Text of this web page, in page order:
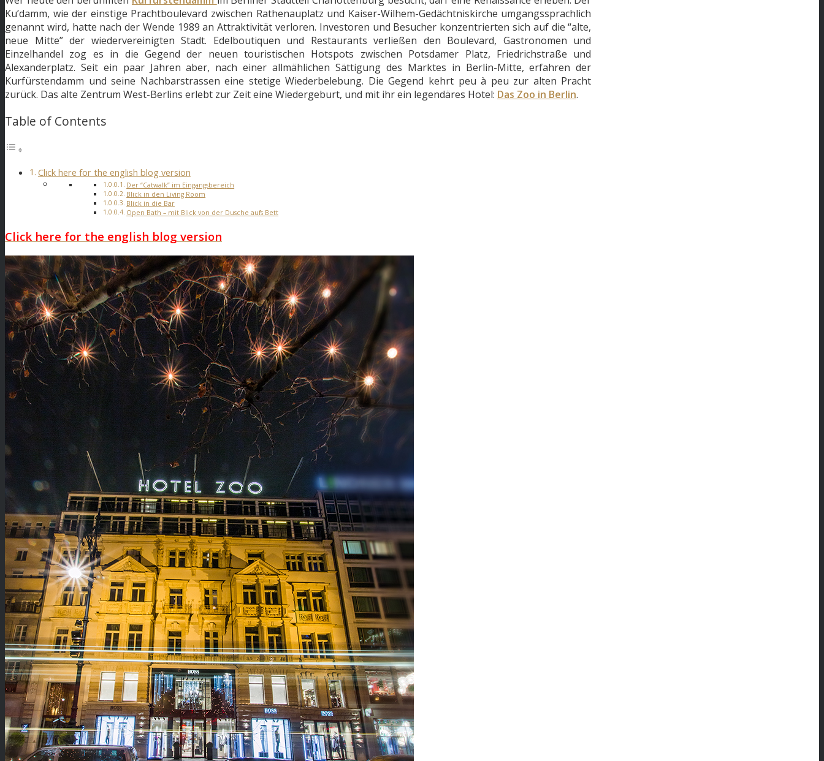
Ku’damm, wie der einstige Prachtboulevard zwischen Rathenauplatz und Kaiser-Wilhem-Gedächtniskirche umgangssprachlich
genannt wird, hatte nach der Wende 1989 an Attraktivität verloren. Investoren und Besucher konzentrierten sich auf die “alte,
neue Mitte” der wiedervereinigten Stadt. Edelboutiquen und Restaurants verließen den Boulevard, Gastronomen und
Einzelhandel zog es in die Gegend der neuen touristischen Hotspots zwischen Potsdamer Platz, Friedrichstraße und
Alexanderplatz. Seit ein paar Jahren aber, nach einer allmählichen Sättigung des Marktes in Berlin-Mitte, erfahren der
Kurfürstendamm und seine Nachbarstrassen eine stetige Wiederbelebung. Die Gegend kehrt peu à peu zur alten Pracht
zurück. Das alte Zentrum West-Berlins erlebt zur Zeit eine Wiedergeburt, und mit ihr ein legendäres Hotel: Das Zoo in Berlin.
Table of Contents
Click here for the english blog version
Der “Catwalk” im Eingangsbereich
Blick in den Living Room
Blick in die Bar
Open Bath – mit Blick von der Dusche aufs Bett
Click here for the english blog version